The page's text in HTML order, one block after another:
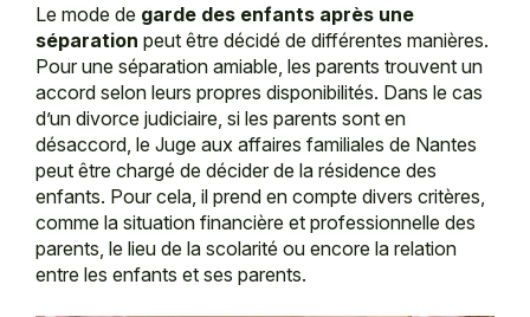
Le mode de garde des enfants après une
séparation peut être décidé de différentes manières.
Pour une séparation amiable, les parents trouvent un
accord selon leurs propres disponibilités. Dans le cas
d’un divorce judiciaire, si les parents sont en
désaccord, le Juge aux affaires familiales de Nantes
peut être chargé de décider de la résidence des
enfants. Pour cela, il prend en compte divers critères,
comme la situation financière et professionnelle des
parents, le lieu de la scolarité ou encore la relation
entre les enfants et ses parents.